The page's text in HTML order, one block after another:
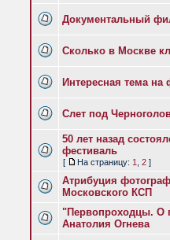
Документальный
Сколько в Москве
Интересная тема на
Слет под
50 лет назад
фестиваль
[ На страницу: 1 2 ]
Атрибуция
Московского КСП
"Первопроходцы. О
Анатолия Огнева